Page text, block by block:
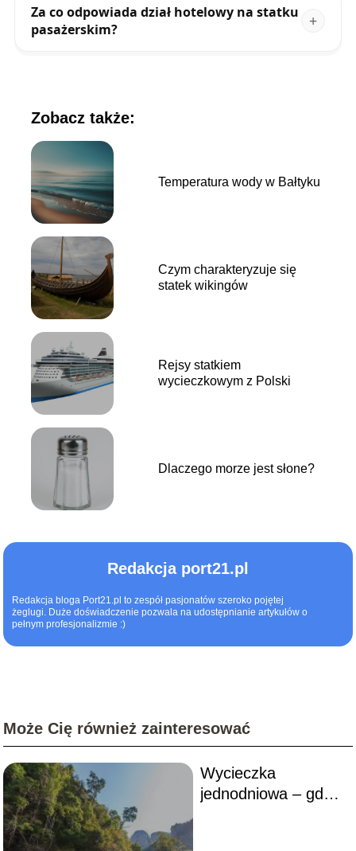
Za co odpowiada dział hotelowy na statku
pasażerskim?
Zobacz także:
Temperatura wody w Bałtyku
Czym charakteryzuje się
statek wikingów
Rejsy statkiem
wycieczkowym z Polski
Dlaczego morze jest słone?
Redakcja port21.pl
Redakcja bloga Port21.pl to zespół pasjonatów szeroko pojętej
żeglugi. Duże doświadczenie pozwala na udostępnianie artykułów o
pełnym profesjonalizmie :)
Może Cię również zainteresować
Wycieczka
jednodniowa – gdzie